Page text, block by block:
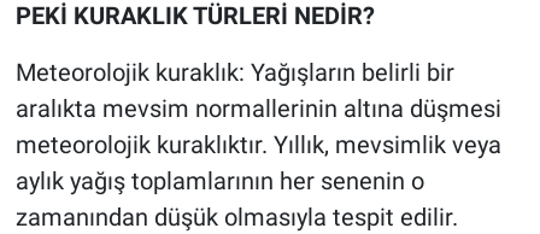
PEKİ KURAKLIK TÜRLERİ NEDİR?
Meteorolojik kuraklık: Yağışların belirli bir
aralıkta mevsim normallerinin altına düşmesi
meteorolojik kuraklıktır. Yıllık, mevsimlik veya
aylık yağış toplamlarının her senenin o
zamanından düşük olmasıyla tespit edilir.